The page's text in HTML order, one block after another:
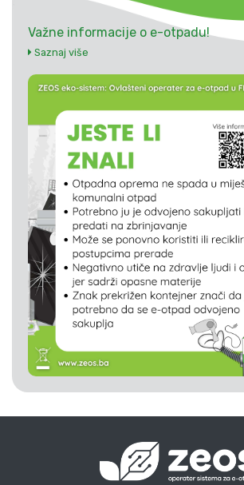
Važne informacije o e-otpadu!
Saznaj više